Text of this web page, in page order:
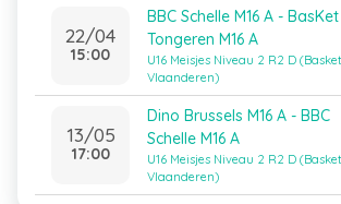
22/04
15:00
BBC Schelle M16 A - BasKet
Tongeren M16 A
U16 Meisjes Niveau 2 R2 D
Vlaanderen)
13/05
17:00
Dino Brussels M16 A - BBC
Schelle M16 A
U16 Meisjes Niveau 2 R2 D
Vlaanderen)